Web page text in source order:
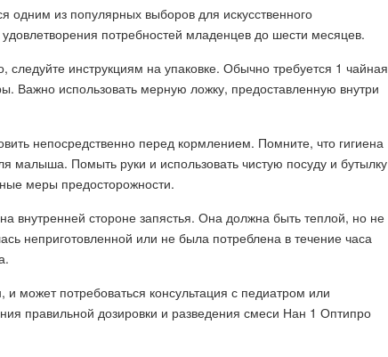
из популярных выборов для искусственного
потребностей младенцев до шести месяцев.
инструкциям на упаковке. Обычно требуется 1 чайная
Важно использовать мерную ложку, предоставленную внутри
непосредственно перед кормлением. Помните, что гигиена
малыша. Помыть руки и использовать чистую посуду и бутылку
меры предосторожности.
внутренней стороне запястья. Она должна быть теплой, но не
неприготовленной или не была потреблена в течение часа
может потребоваться консультация с педиатром или
правильной дозировки и разведения смеси Нан 1 Оптипро